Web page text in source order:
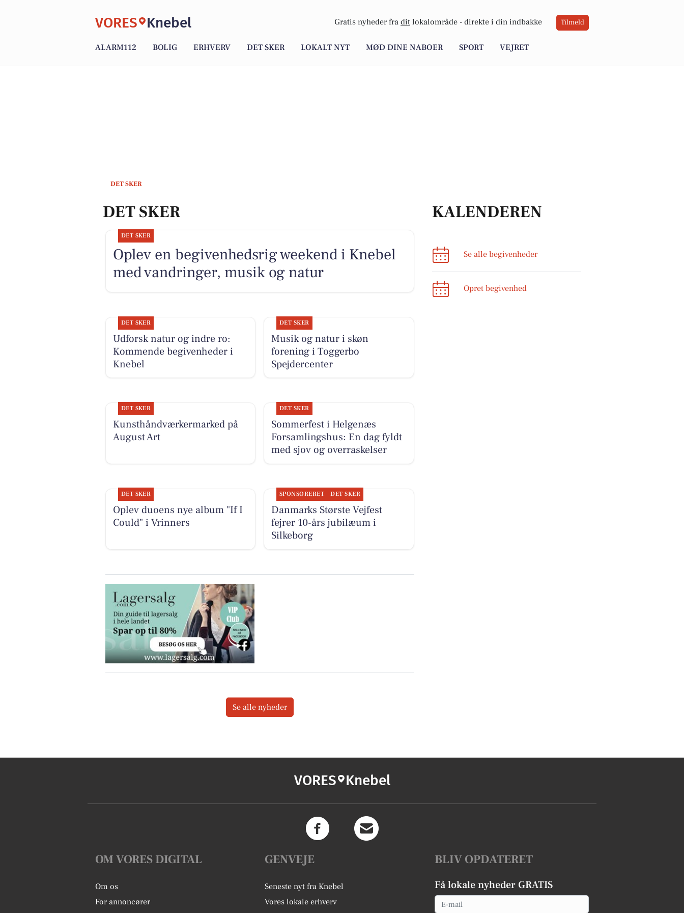
VORES Knebel Gratis nyheder fra dit lokalområde - direkte i din indbakke Tilmeld
ALARM112 BOLIG ERHVERV DET SKER LOKALT NYT MØD DINE NABOER SPORT VEJRET
DET SKER
KALENDEREN
Se alle begivenheder
Opret begivenhed
DET SKER
DET SKER
Oplev en begivenhedsrig weekend i Knebel
med vandringer, musik og natur
DET SKER
Udforsk natur og indre ro:
Kommende begivenheder i
Knebel
DET SKER
Musik og natur i skøn
forening i Toggerbo
Spejdercenter
DET SKER
Kunsthåndværkermarked på
August Art
DET SKER
Sommerfest i Helgenæs
Forsamlingshus: En dag fyldt
med sjov og overraskelser
DET SKER
Oplev duoens nye album "If I
Could" i Vrinners
SPONSORERET DET SKER
Danmarks Største Vejfest
fejrer 10-års jubilæum i
Silkeborg
Se alle nyheder
VORES Knebel
OM VORES DIGITAL
Om os
For annoncører
GENVEJE
Seneste nyt fra Knebel
Vores lokale erhverv
BLIV OPDATERET
Få lokale nyheder GRATIS
Email